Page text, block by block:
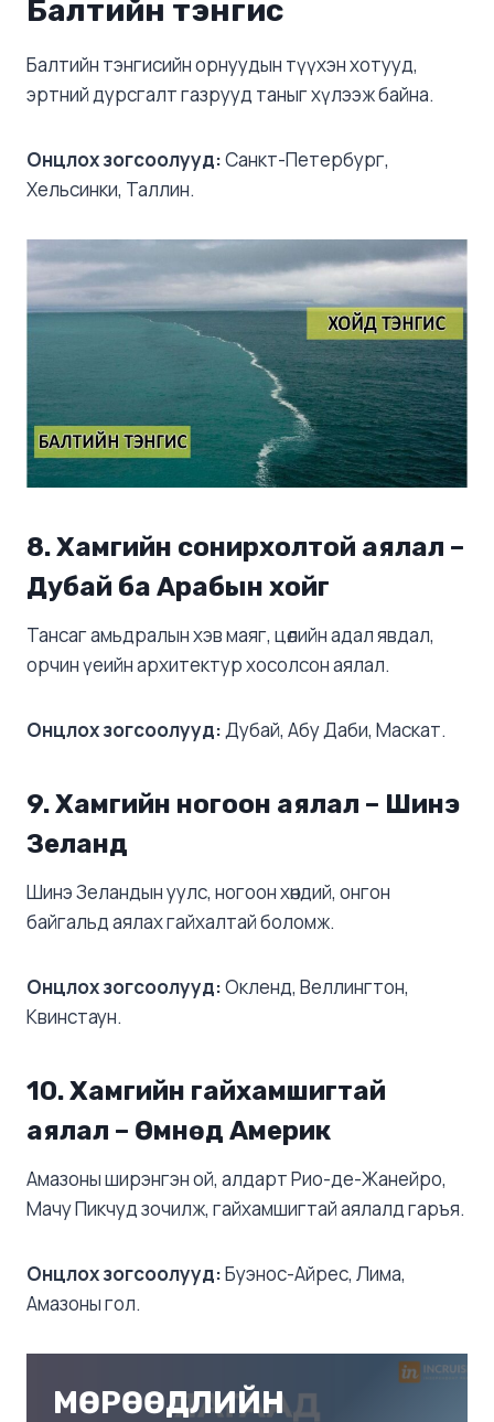
Балтийн тэнгис
Балтийн тэнгисийн орнуудын түүхэн хотууд,
эртний дурсгалт газрууд таныг хүлээж байна.
Онцлох зогсоолууд:Санкт-Петербург,
Хельсинки, Таллин.
8.Хамгийн сонирхолтой аялал –
Дубай ба Арабын хойг
Тансаг амьдралын хэв маяг, цөлийн адал явдал,
орчин үеийн архитектур хосолсон аялал.
Онцлох зогсоолууд:Дубай, Абу Даби, Маскат.
9.Хамгийн ногоон аялал – Шинэ
Зеланд
Шинэ Зеландын уулс, ногоон хөндий, онгон
байгальд аялах гайхалтай боломж.
Онцлох зогсоолууд:Окленд, Веллингтон,
Квинстаун.
10.Хамгийн гайхамшигтай
аялал – Өмнөд Америк
Амазоны ширэнгэн ой, алдарт Рио-де-Жанейро,
Мачу Пикчуд зочилж, гайхамшигтай аялалд гаръя.
Онцлох зогсоолууд:Буэнос-Айрес, Лима,
Амазоны гол.
МӨРӨӨДЛИЙН